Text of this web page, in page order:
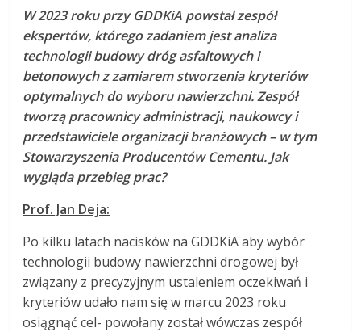
W 2023 roku przy GDDKiA powstał zespół
ekspertów, którego zadaniem jest analiza
technologii budowy dróg asfaltowych i
betonowych z zamiarem stworzenia kryteriów
optymalnych do wyboru nawierzchni. Zespół
tworzą pracownicy administracji, naukowcy i
przedstawiciele organizacji branżowych – w tym
Stowarzyszenia Producentów Cementu. Jak
wygląda przebieg prac?
Prof. Jan Deja:
Po kilku latach nacisków na GDDKiA aby wybór
technologii budowy nawierzchni drogowej był
związany z precyzyjnym ustaleniem oczekiwań i
kryteriów udało nam się w marcu 2023 roku
osiągnąć cel- powołany został wówczas zespół